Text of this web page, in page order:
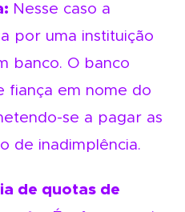
Nesse caso a
por uma instituição
banco. O banco
fiança em nome do
se a pagar as
de inadimplência.
de quotas de